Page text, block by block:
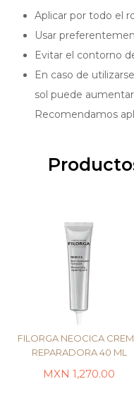
Aplicar por todo el
Usar
Evitar el contorno
En caso de
sol puede
Recomendamos
FILORGA NEOCICA
REPARADORA 40 ML
1,270.00